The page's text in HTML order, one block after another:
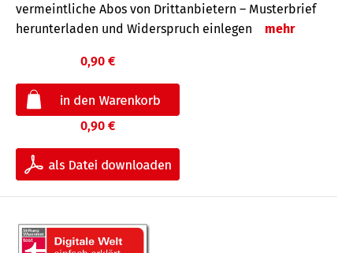
vermeintliche Abos von Drittanbietern – Musterbrief
herunterladen und Widerspruch einlegen
mehr
0,90 €
0,90 €